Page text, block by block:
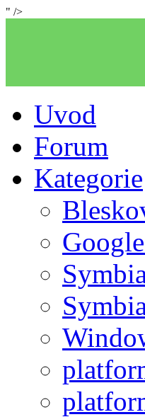
" />
Uvod
Forum
Kategorie